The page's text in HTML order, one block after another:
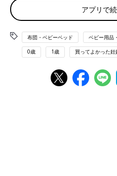
出典：Instagramアカウント「
アプリで
布団・ベビーベッド ベビー用品
0歳 1歳 買ってよかった妊